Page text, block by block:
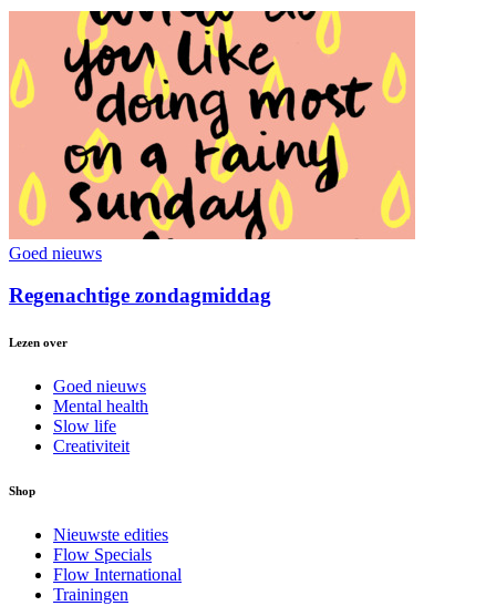
Goed nieuws
Regenachtige zondagmiddag
Lezen over
Goed nieuws
Mental health
Slow life
Creativiteit
Shop
Nieuwste edities
Flow Specials
Flow International
Trainingen